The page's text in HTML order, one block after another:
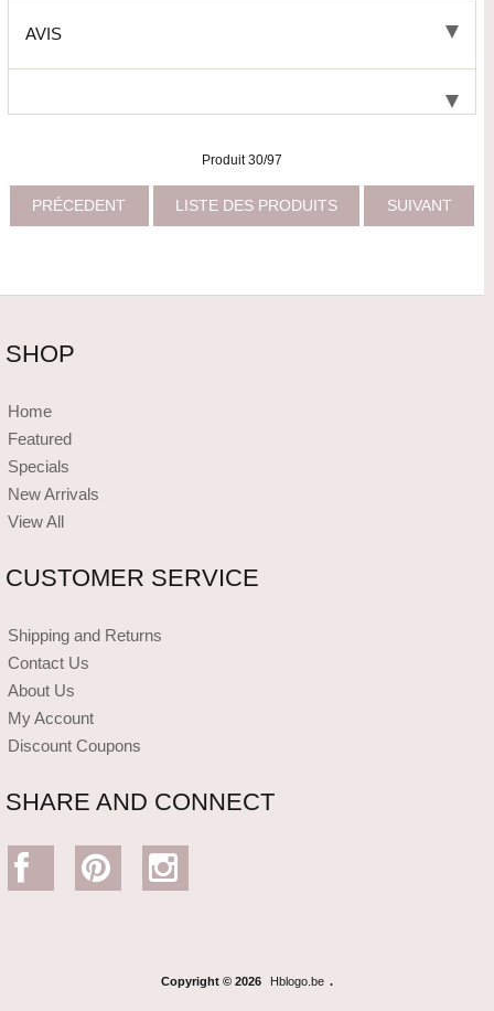
AVIS
Produit 30/97
PRÉCEDENT LISTE DES PRODUITS SUIVANT
SHOP
Home
Featured
Specials
New Arrivals
View All
CUSTOMER SERVICE
Shipping and Returns
Contact Us
About Us
My Account
Discount Coupons
SHARE AND CONNECT
Copyright © 2026 Hblogo.be .